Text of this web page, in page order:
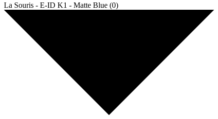
La Souris - E-ID K1 - Matte Blue (0)